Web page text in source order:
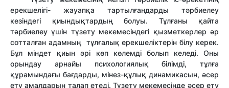
ерекшелігі- жауапқа тартылғандарды тәрбиелеу
кезіндегі қиындықтардың болуы. Тұлғаны қайта
тәрбиелеу үшін түзету мекемесіндегі қызметкерлер әр
сотталған адамның тұлғалық ерекшеліктерін білу керек.
Бұл міндет қиын әрі көп көлемді болып келеді. Оны
орындау арнайы психологиялық білімді, тұлға
құрамындағы бағдарды, мінез-құлық динамикасын, әсер
ету амалдарын талап етеді. Түзету мекемесінде әсер ету